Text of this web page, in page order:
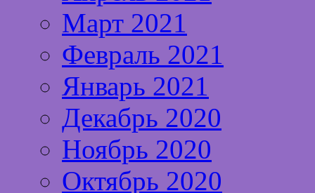
Март 2021
Февраль 2021
Январь 2021
Декабрь 2020
Ноябрь 2020
Октябрь 2020